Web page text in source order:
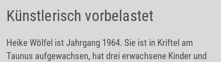
Künstlerisch vorbelastet
Heike Wölfel ist Jahrgang 1964. Sie ist in Kriftel am
Taunus aufgewachsen, hat drei erwachsene Kinder und